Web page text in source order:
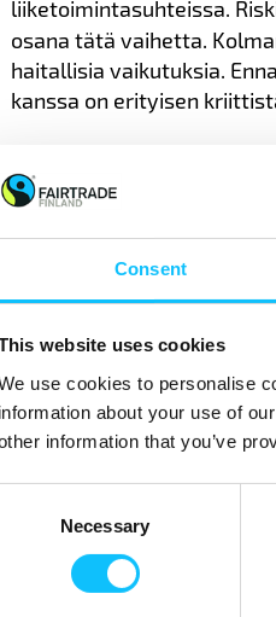
Consent
website uses cookies
use cookies to personalise
information about your use of
information that you’ve
Necessary
liiketoimintasuhteissa.
osana tätä vaihetta.
haitallisia vaikutuksia.
kanssa on erityisen
oikeudenhaltijoiden